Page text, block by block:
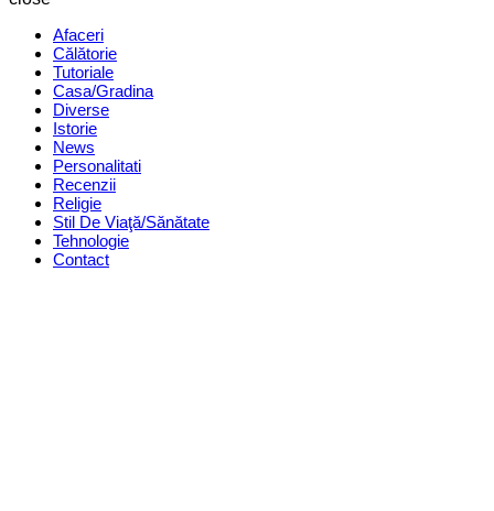
Afaceri
Călătorie
Tutoriale
Casa/Gradina
Diverse
Istorie
News
Personalitati
Recenzii
Religie
Stil De Viaţă/Sănătate
Tehnologie
Contact